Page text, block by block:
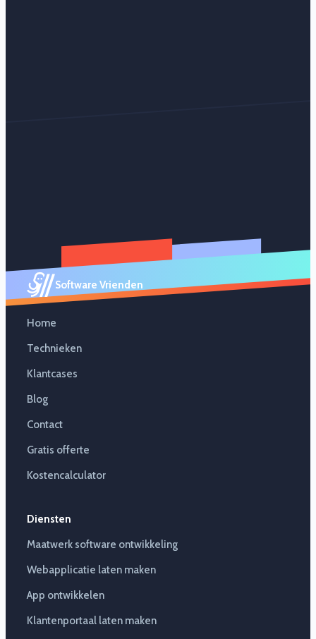
Software Vrienden
Home
Technieken
Klantcases
Blog
Contact
Gratis offerte
Kostencalculator
Diensten
Maatwerk software ontwikkeling
Webapplicatie laten maken
App ontwikkelen
Klantenportaal laten maken